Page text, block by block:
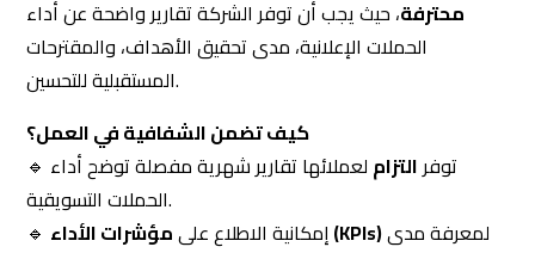
كيف تضمن الشفافية في العمل؟
🔹 توفرالتزاملعملائها تقارير شهرية مفصلة توضح أداء
الحملات التسويقية.
🔹 إمكانية الاطلاع على
نجاح استراتيجيات التسويق.
🔹 تحليلات دقيقة لحركة المرور على الموقع، سلوك العملاء،